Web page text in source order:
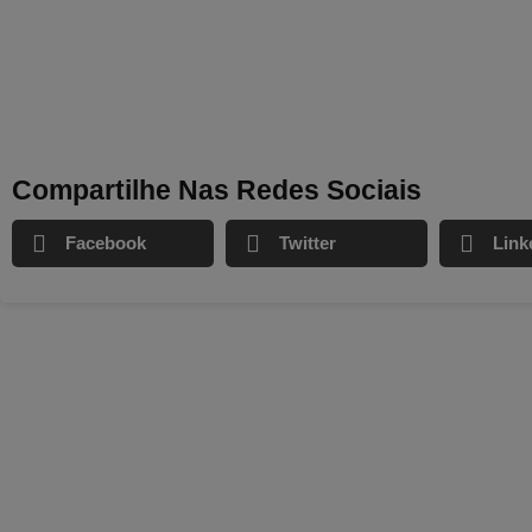
Compartilhe Nas Redes Sociais
Facebook Twitter